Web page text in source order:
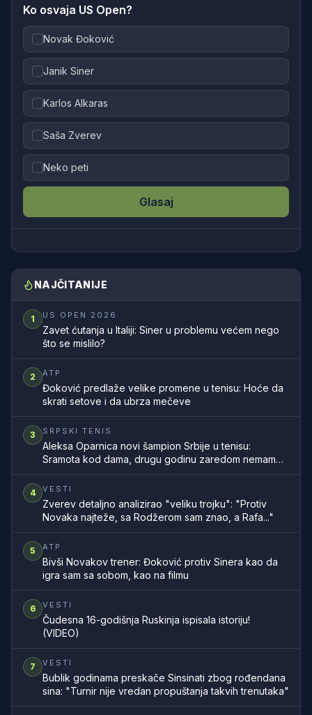
Ko osvaja US Open?
Novak Đoković
Janik Siner
Karlos Alkaras
Saša Zverev
Neko peti
Glasaj
NAJČITANIJE
1 US OPEN 2026
Zavet ćutanja u Italiji: Siner u problemu većem nego
što se mislilo?
2 ATP
Đoković predlaže velike promene u tenisu: Hoće da
skrati setove i da ubrza mečeve
3 SRPSKI TENIS
Aleksa Oparnica novi šampion Srbije u tenisu:
Sramota kod dama, drugu godinu zaredom nemamo
4 VESTI
Zverev detaljno analizirao "veliku trojku": "Protiv
Novaka najteže, sa Rodžerom sam znao, a Rafa..."
5 ATP
Bivši Novakov trener: Đoković protiv Sinera kao da
igra sam sa sobom, kao na filmu
6 VESTI
Čudesna 16-godišnja Ruskinja ispisala istoriju!
(VIDEO)
7 VESTI
Bublik godinama preskače Sinsinati zbog rođendana
sina: "Turnir nije vredan propuštanja takvih trenutaka"